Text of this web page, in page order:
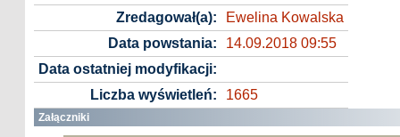
Zredagował(a):
Ewelina Kowalska
Data powstania:
14.09.2018 09:55
Data ostatniej modyfikacji:
Liczba wyświetleń:
1665
Załączniki